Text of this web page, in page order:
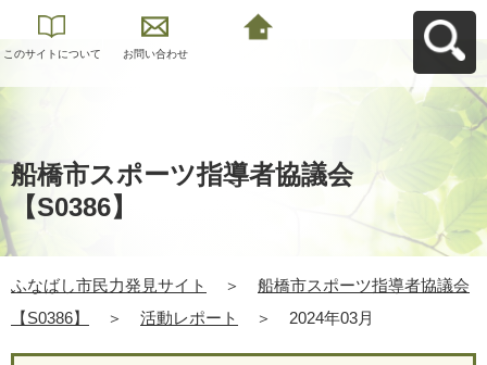
このサイトについて お問い合わせ
船橋市スポーツ指導者協議会
【S0386】
ふなばし市民力発見サイト ＞
船橋市スポーツ指導者協議会
【S0386】
＞ 活動レポート ＞ 2024年03月